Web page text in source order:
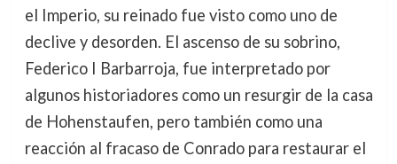
el Imperio, su reinado fue visto como uno de
declive y desorden. El ascenso de su sobrino,
Federico I Barbarroja, fue interpretado por
algunos historiadores como un resurgir de la casa
de Hohenstaufen, pero también como una
reacción al fracaso de Conrado para restaurar el